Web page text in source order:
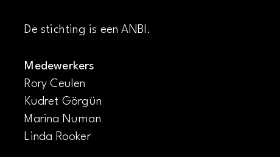
De stichting is een ANBI.
Medewerkers
Rory Ceulen
Kudret Görgün
Marina Numan
Linda Rooker